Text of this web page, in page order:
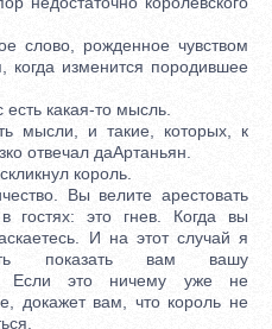
рожденное чувством
когда изменится породившее
какая-то мысль.
и такие, которых, к
отвечал даАртаньян.
король.
Вы велите арестовать
гостях: это гнев. Когда вы
И на этот случай я
показать вам вашу
Если это ничему уже не
докажет вам, что король не